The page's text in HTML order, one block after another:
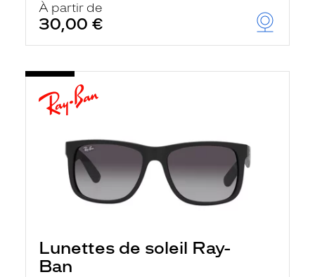
À partir de
30,00 €
Lunettes de soleil Ray-
Ban